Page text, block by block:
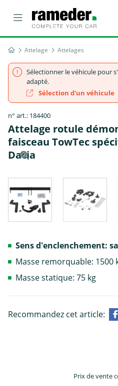
Attelage Attelages
Sélectionner le véhicule pour
adapté.
Sélection d'un véhicule
n° art.: 184400
Attelage rotule
faisceau TowTec
Dacia
Sens d'enclenchement:
Masse remorquable: 1500
Masse statique: 75 kg
Recommandez cet article:
Prix de vente